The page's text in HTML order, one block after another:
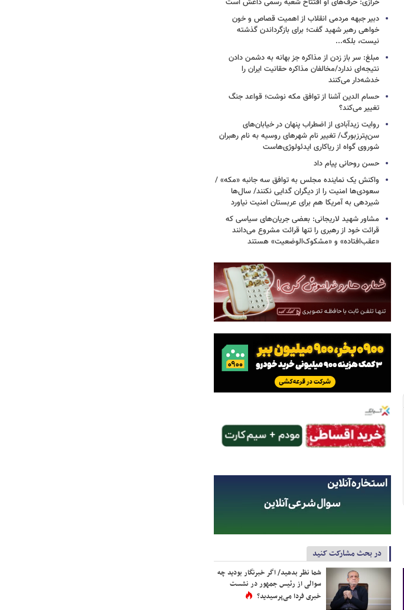
خرازی: حرف‌های او افتتاح شعبه رسمی داعش است
دبیر جبهه مردمی انقلاب از اهمیت قصاص و خون
خواهی رهبر شهید گفت؛ برای بازگرداندن گذشته
نیست، بلکه...
مبلغ: سر باز زدن از مذاکره‌ جز بهانه به دشمن دادن
نتیجه‌ای ندارد/مخالفان مذاکره حقانیت ایران را
خدشه‌دار می‌کنند
حسام الدین آشنا از توافق مکه نوشت؛ قواعد جنگ
تغییر می‌کند؟
روایت زیدآبادی از اضطراب پنهان در خیابان‌های
سن‌پترزبورگ/ تغییر نام شهرهای روسیه به نام رهبران
شوروی گواه از ریاکاری ایدئولوژی‌هاست
حسن روحانی پیام داد
واکنش یک نماینده مجلس به توافق سه جانبه «مکه» /
سعودی‌ها امنیت را از دیگران گدایی نکنند/ سال‌ها
شیردهی به آمریکا هم برای عربستان امنیت نیاورد
مشاور شهید لاریجانی: بعضی جریان‌های سیاسی که
قرائت خود از رهبری را تنها قرائت مشروع می‌دانند
«عقب‌افتاده» و «مشکوک‌الوضعیت» هستند
در بحث مشارکت کنید
شما نظر بدهید/ اگر خبرنگار بودید چه
سوالی از رئیس جمهور در نشست
خبری فردا می‌پرسیدید؟